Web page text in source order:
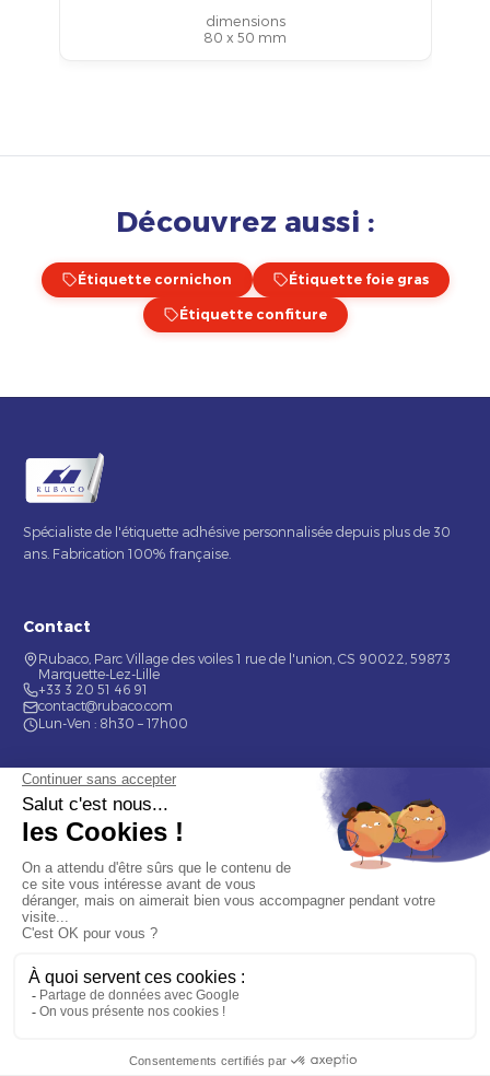
dimensions
80 x 50 mm
Découvrez aussi :
Étiquette cornichon Étiquette foie gras
Étiquette confiture
Spécialiste de l'étiquette adhésive personnalisée depuis plus de 30
ans. Fabrication 100% française.
Contact
Rubaco, Parc Village des voiles 1 rue de l'union, CS 90022, 59873
Marquette-Lez-Lille
+33 3 20 51 46 91
contact@rubaco.com
Lun-Ven : 8h30 – 17h00
Nos services
Étiquette alimentaire
Étiquette de bouteilles
Informations
Mentions légales
À propos
Nous contacter